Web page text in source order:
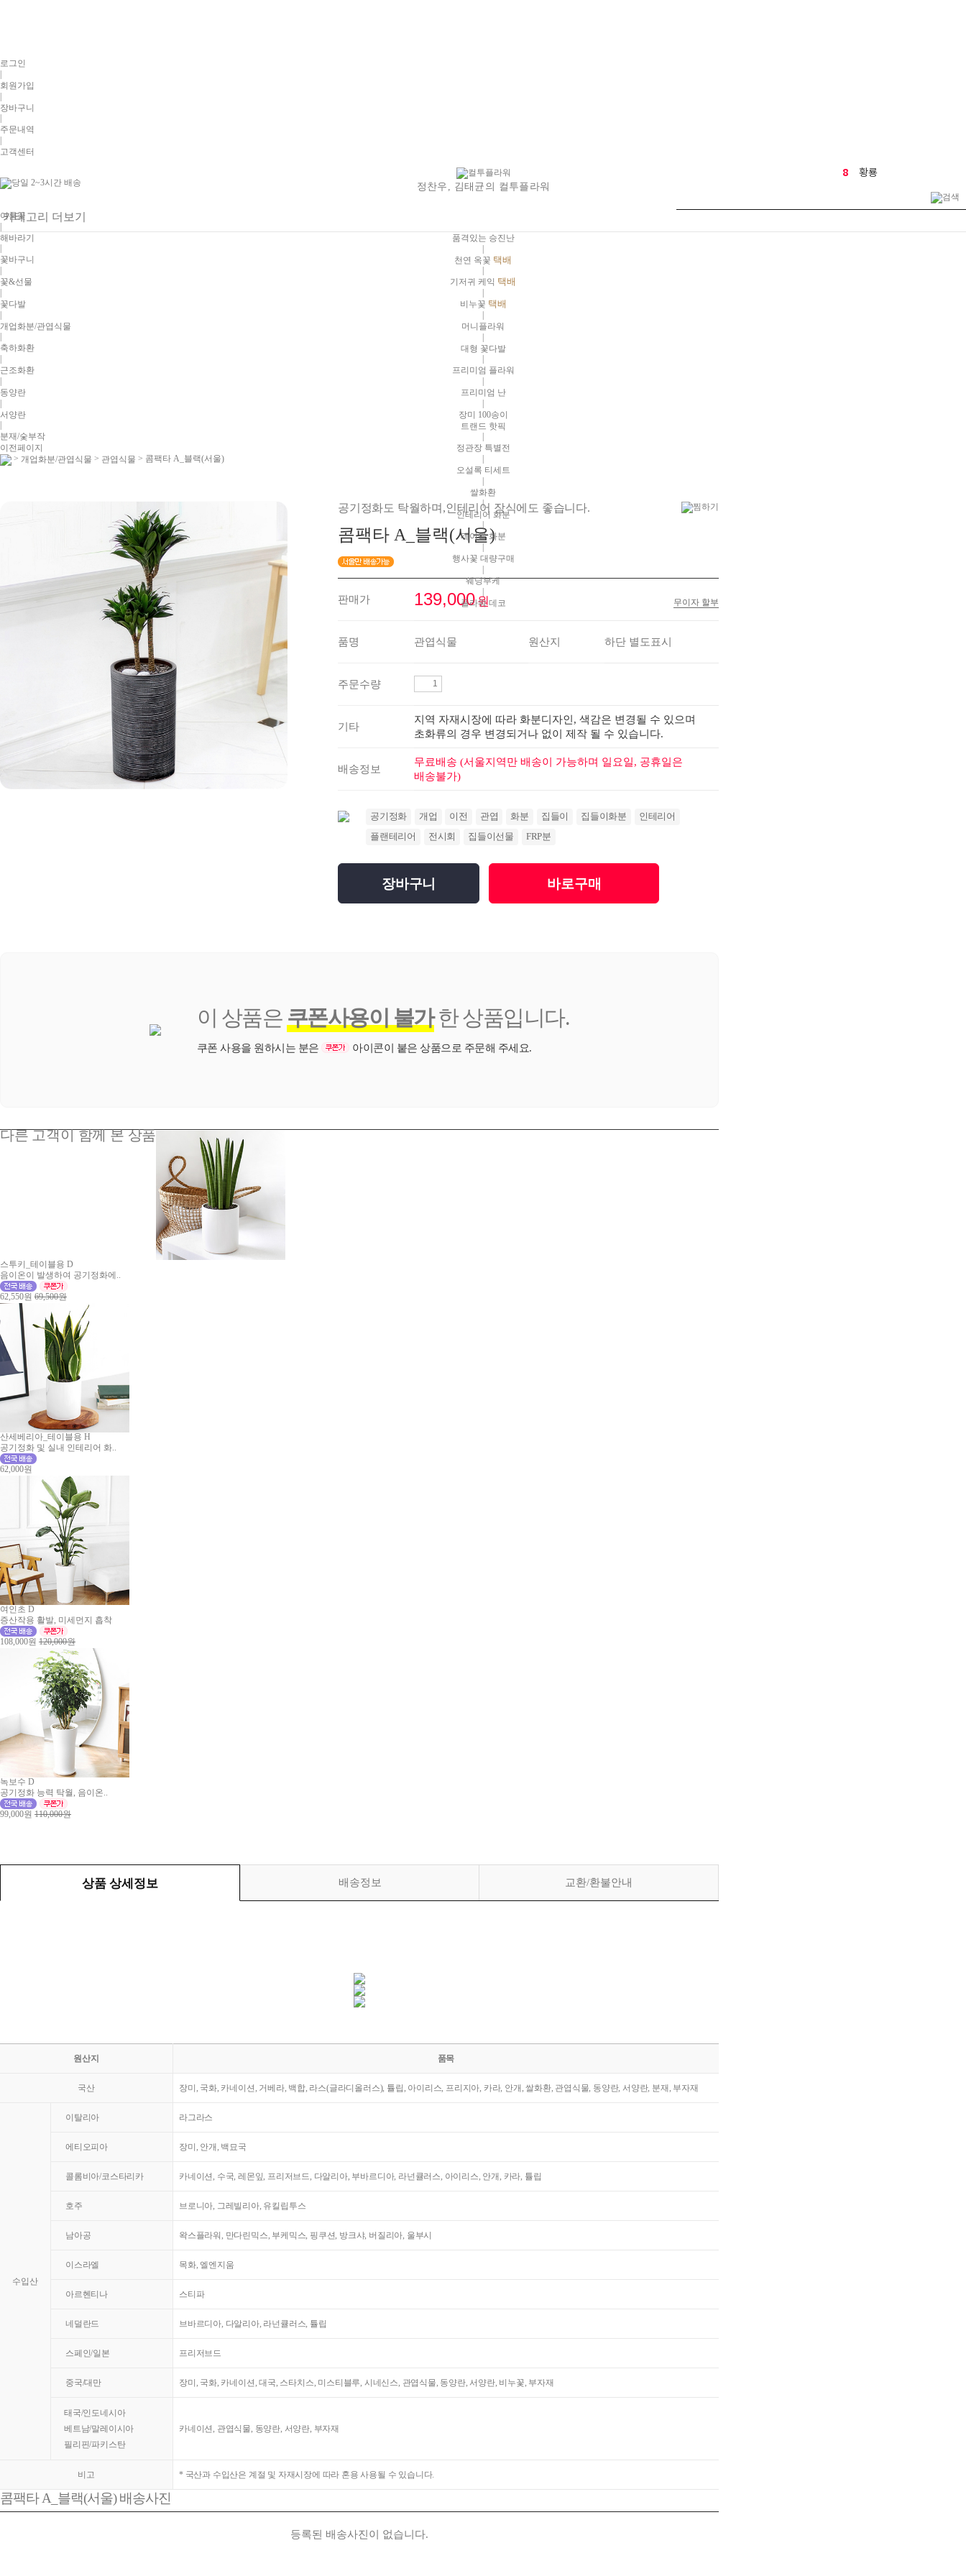
로그인
|
회원가입
|
장바구니
주문내역
고객센터
정찬우, 김태균의 컬투플라워
8
황룡
10 테이블 화분
1
생일
카테고리 더보기
품격있는 승진난
|
천연 옥꽃 택배
기저귀 케익 택배
비누꽃 택배
|
머니플라워
|
대형 꽃다발
프리미엄 플라워
프리미엄 난
|
장미 100송이
트랜드 핫픽
정관장 특별전
오설록 티세트
|
쌀화환
|
인테리어 화분
테이블 화분
행사꽃 대량구매
|
웨딩부케
|
플라워 데코
여름꽃
|
해바라기
꽃바구니
꽃&선물
|
꽃다발
|
개업화분/관엽식물
축하화환
근조화환
|
동양란
|
서양란
분재/숯부작
이전페이지
> 개업화분/관엽식물 > 관엽식물 > 콤팩타 A_블랙(서울)
공기정화도 탁월하며,인테리어 장식에도 좋습니다.
콤팩타 A_블랙(서울)
판매가 139,000원 무이자 할부
품명 관엽식물 원산지 하단 별도표시
주문수량
기타
지역 자재시장에 따라 화분디자인, 색감은 변경될 수 있으며
초화류의 경우 변경되거나 없이 제작 될 수 있습니다.
배송정보
무료배송 (서울지역만 배송이 가능하며 일요일, 공휴일은
배송불가)
공기정화 개업 이전 관엽 화분 집들이 집들이화분
인테리어
플랜테리어
전시회 집들이선물 FRP분
장바구니 바로구매
이 상품은 쿠폰사용이 불가한 상품입니다.
쿠폰 사용을 원하시는 분은 아이콘이 붙은 상품으로 주문해 주세요.
다른 고객이 함께 본 상품
스투키_테이블용 D
음이온이 발생하여 공기정화에..
62,550원 69,500원
산세베리아_테이블용 H
공기정화 및 실내 인테리어 화..
62,000원
여인초 D
증산작용 활발, 미세먼지 흡착
108,000원 120,000원
녹보수 D
공기정화 능력 탁월, 음이온..
99,000원 110,000원
상품 상세정보 배송정보 교환/환불안내
원산지 품목
국산 장미, 국화, 카네이션, 거베라, 백합, 라스(글라디올러스), 튤립, 아이리스, 프리지아, 카라, 안개, 쌀화환, 관엽식물, 동양란, 서양란, 분재, 부자재
수입산
이탈리아 라그라스
에티오피아 장미, 안개, 백묘국
콜롬비아/코스타리카 카네이션, 수국, 레몬잎, 프리저브드, 다알리아, 부바르디아, 라넌큘러스, 아이리스, 안개, 카라, 튤립
호주 브로니아, 그레빌리아, 유킬립투스
남아공 왁스플라워, 만다린믹스, 부케믹스, 핑쿠션, 방크샤, 버질리아, 울부시
이스라엘 목화, 엘엔지움
아르헨티나 스티파
네덜란드 브바르디아, 다알리아, 라넌큘러스, 튤립
스페인/일본 프리저브드
중국/대만 장미, 국화, 카네이션, 대국, 스타치스, 미스티블루, 시네신스, 관엽식물, 동양란, 서양란, 비누꽃, 부자재
태국/인도네시아
베트남/말레이시아
필리핀/파키스탄
카네이션, 관엽식물, 동양란, 서양란, 부자재
비고 * 국산과 수입산은 계절 및 자재시장에 따라 혼용 사용될 수 있습니다.
콤팩타 A_블랙(서울) 배송사진
등록된 배송사진이 없습니다.